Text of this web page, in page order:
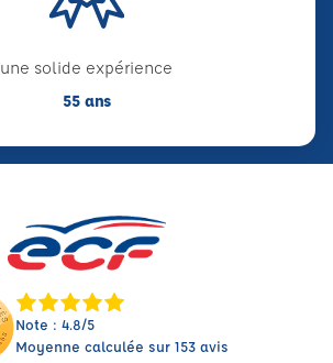
une solide expérience
55 ans
Note : 4.8/5
Moyenne calculée sur 153 avis